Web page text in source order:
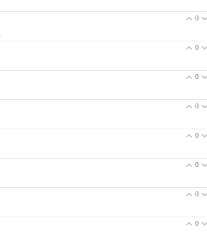
0
0
0
0
0
0
0
0